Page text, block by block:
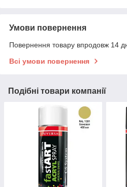
Умови повернення
Повернення товару впродовж 14
Всі умови повернення
Подібні товари компанії